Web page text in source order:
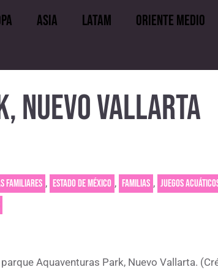
Asia LATAM Oriente medio
NUEVO VALLARTA
familiares , Estado de México , Familias , Juegos